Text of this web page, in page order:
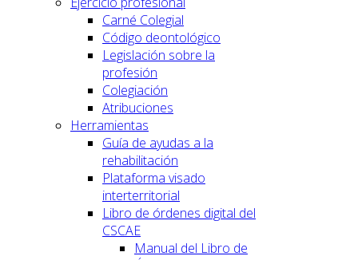
Carné Colegial
Código deontológico
Legislación sobre la
profesión
Colegiación
Atribuciones
Herramientas
Guía de ayudas a la
rehabilitación
Plataforma visado
interterritorial
Libro de órdenes digital del
CSCAE
Manual del Libro de